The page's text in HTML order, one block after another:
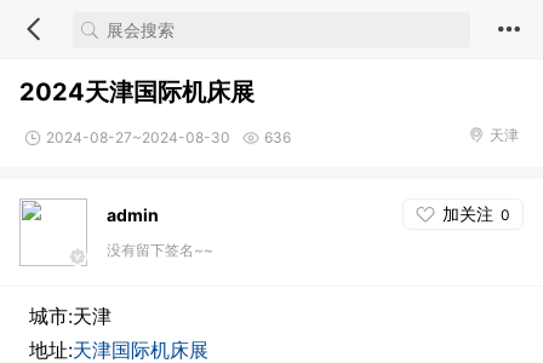
2024天津国际机床展
2024-08-27~2024-08-30 636 天津
admin 加关注 0
没有留下签名~~
城市:天津
地址:天津国际机床展